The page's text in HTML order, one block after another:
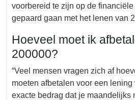
voorbereid te zijn op de
gepaard gaan met het lenen van
Hoeveel moet ik
200000?
“Veel mensen vragen zich af
moeten afbetalen voor een
exacte bedrag dat je maandelijks